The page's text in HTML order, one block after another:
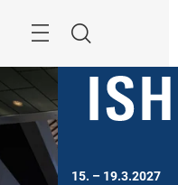
Suche
15. – 19.3.2027